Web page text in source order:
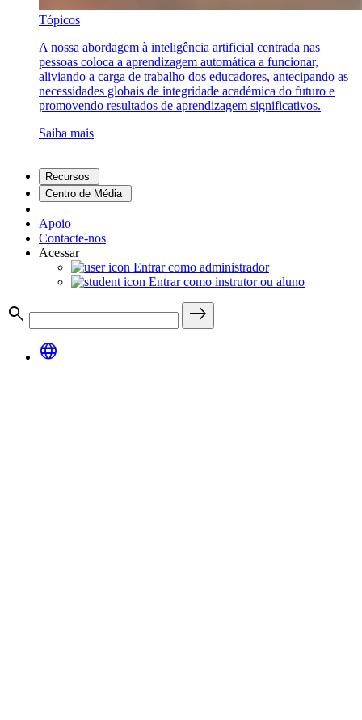
Tópicos
A nossa abordagem à inteligência artificial centrada nas
pessoas coloca a aprendizagem automática a funcionar,
aliviando a carga de trabalho dos educadores, antecipando as
necessidades globais de integridade académica do futuro e
promovendo resultados de aprendizagem significativos.
Saiba mais
Recursos
Centro de Média
Apoio
Contacte-nos
Acessar
Entrar como administrador
Entrar como instrutor ou aluno
search
east
language